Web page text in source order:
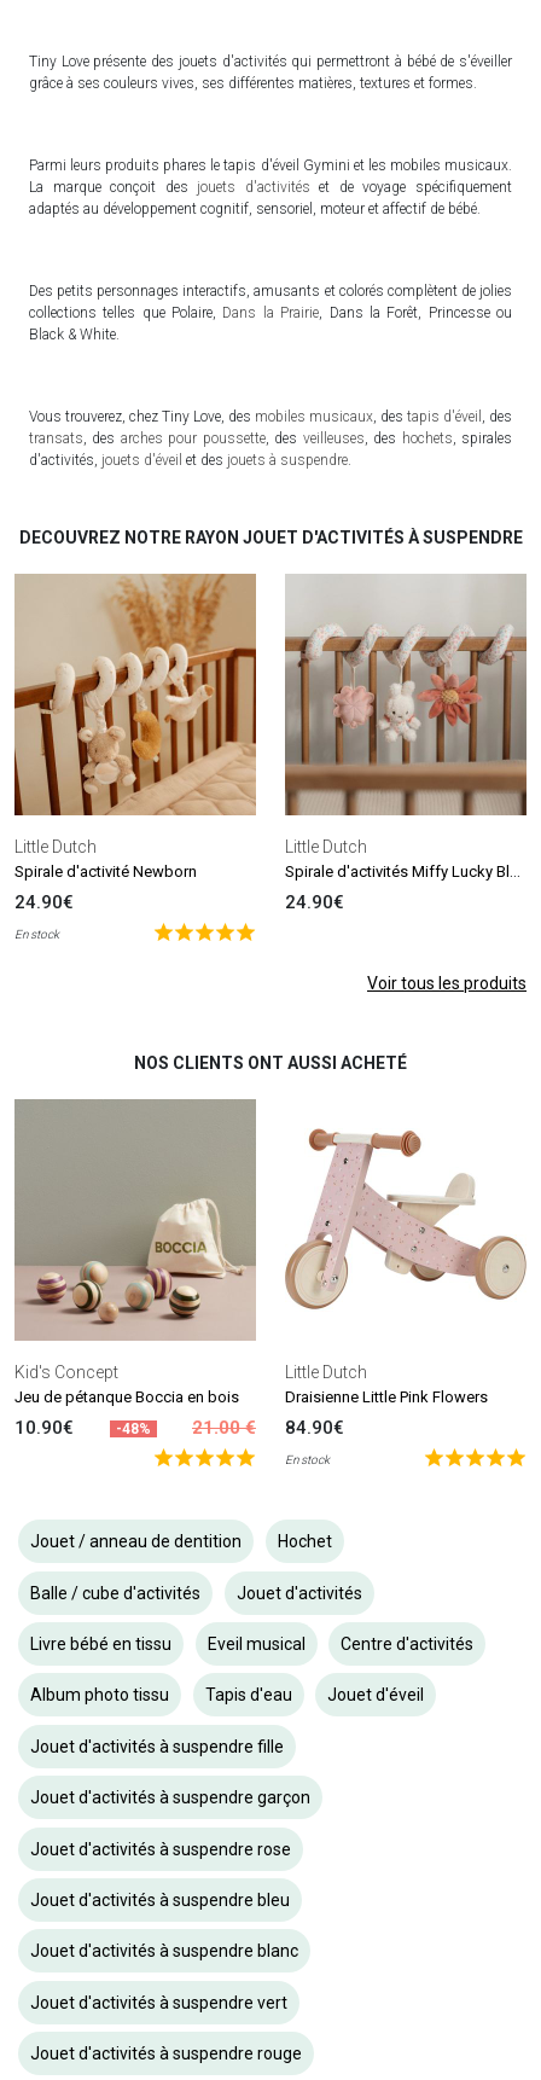
Tiny Love présente des jouets d'activités qui permettront à bébé de s'éveiller
grâce à ses couleurs vives, ses différentes matières, textures et formes.
Parmi leurs produits phares le tapis d'éveil Gymini et les mobiles musicaux.
La marque conçoit des jouets d'activités et de voyage spécifiquement
adaptés au développement cognitif, sensoriel, moteur et affectif de bébé.
Des petits personnages interactifs, amusants et colorés complètent de jolies
collections telles que Polaire, Dans la Prairie, Dans la Forêt, Princesse ou
Black & White.
Vous trouverez, chez Tiny Love, des mobiles musicaux, des tapis d'éveil , des
transats, des arches pour poussette, des veilleuses, des hochets, spirales
d'activités, jouets d'éveil et des jouets à suspendre.
DECOUVREZ NOTRE RAYON JOUET D'ACTIVITÉS À SUSPENDRE
Little Dutch
Spirale d'activité Newborn
24.90€
En stock
Little Dutch
24.90€
Voir tous les produits
NOS CLIENTS ONT AUSSI ACHETÉ
Kid's Concept
Jeu de pétanque Boccia en bois
10.90€ -48% 21.00 €
Little Dutch
Draisienne Little Pink Flowers
84.90€
En stock
Jouet / anneau de dentition Hochet
Balle / cube d'activités Jouet d'activités
Livre bébé en tissu Eveil musical Centre d'activités
Album photo tissu Tapis d'eau Jouet d'éveil
Jouet d'activités à suspendre fille
Jouet d'activités à suspendre garçon
Jouet d'activités à suspendre rose
Jouet d'activités à suspendre bleu
Jouet d'activités à suspendre blanc
Jouet d'activités à suspendre vert
Jouet d'activités à suspendre rouge